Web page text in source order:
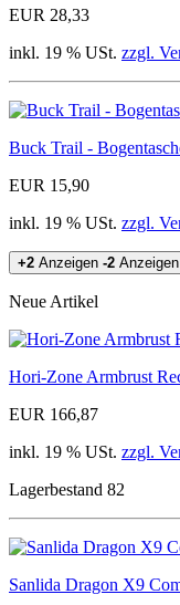
EUR 28,33
inkl. 19 % USt. zzgl.
Buck Trail -
EUR 15,90
inkl. 19 % USt. zzgl.
+2 Anzeigen -2 Anzeigen
Neue Artikel
Hori-Zone Armbrust
EUR 166,87
inkl. 19 % USt. zzgl.
Lagerbestand 82
Sanlida Dragon X9